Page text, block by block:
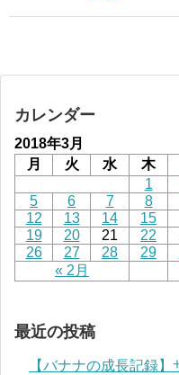
カレンダー
2018年3月
月
火 水 木
« 2月
1
5
6 7 8
12
13 14 15
19
20 21 22
26
27 28 29
最近の投稿
【バナナの成長記録